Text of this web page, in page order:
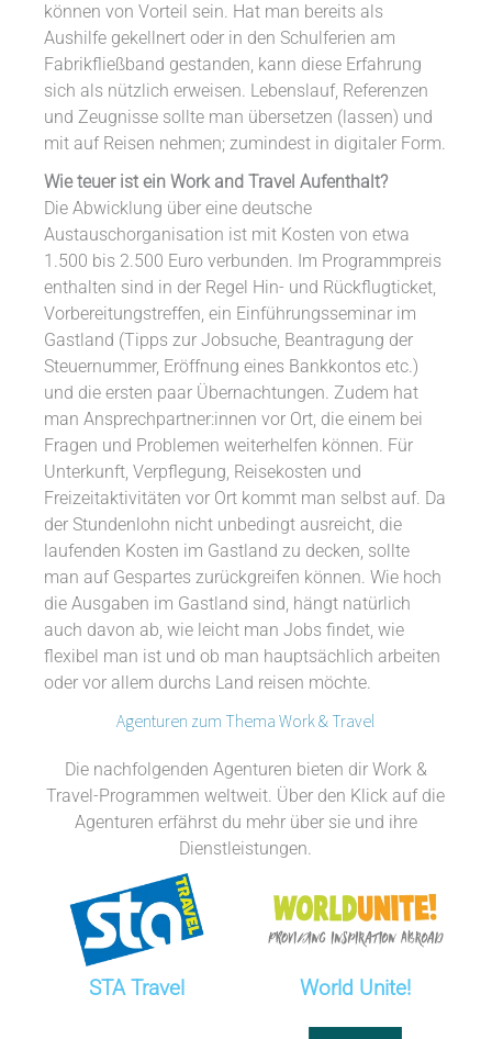
können von Vorteil sein. Hat man bereits als
Aushilfe gekellnert oder in den Schulferien am
Fabrikfließband gestanden, kann diese Erfahrung
sich als nützlich erweisen. Lebenslauf, Referenzen
und Zeugnisse sollte man übersetzen (lassen) und
mit auf Reisen nehmen; zumindest in digitaler Form.
Wie teuer ist ein Work and Travel Aufenthalt?
Die Abwicklung über eine deutsche
Austauschorganisation ist mit Kosten von etwa
1.500 bis 2.500 Euro verbunden. Im Programmpreis
enthalten sind in der Regel Hin- und Rückflugticket,
Vorbereitungstreffen, ein Einführungsseminar im
Gastland (Tipps zur Jobsuche, Beantragung der
Steuernummer, Eröffnung eines Bankkontos etc.)
und die ersten paar Übernachtungen. Zudem hat
man Ansprechpartner:innen vor Ort, die einem bei
Fragen und Problemen weiterhelfen können. Für
Unterkunft, Verpflegung, Reisekosten und
Freizeitaktivitäten vor Ort kommt man selbst auf. Da
der Stundenlohn nicht unbedingt ausreicht, die
laufenden Kosten im Gastland zu decken, sollte
man auf Gespartes zurückgreifen können. Wie hoch
die Ausgaben im Gastland sind, hängt natürlich
auch davon ab, wie leicht man Jobs findet, wie
flexibel man ist und ob man hauptsächlich arbeiten
oder vor allem durchs Land reisen möchte.
Agenturen zum Thema Work & Travel
Die nachfolgenden Agenturen bieten dir Work &
Travel-Programmen weltweit. Über den Klick auf die
Agenturen erfährst du mehr über sie und ihre
Dienstleistungen.
STA Travel World Unite!